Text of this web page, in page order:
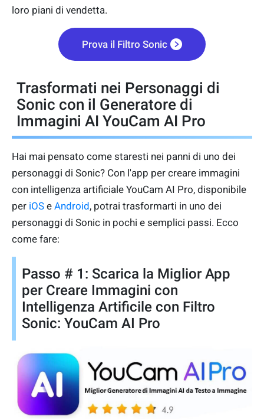
loro piani di vendetta.
Prova il Filtro Sonic
Trasformati nei Personaggi di
Sonic con il Generatore di
Immagini AI YouCam AI Pro
Hai mai pensato come staresti nei panni di uno dei
personaggi di Sonic? Con l'app per creare immagini
con intelligenza artificiale YouCam AI Pro, disponibile
per iOS e Android, potrai trasformarti in uno dei
personaggi di Sonic in pochi e semplici passi. Ecco
come fare:
Passo # 1: Scarica la Miglior App
per Creare Immagini con
Intelligenza Artificile con Filtro
Sonic: YouCam AI Pro